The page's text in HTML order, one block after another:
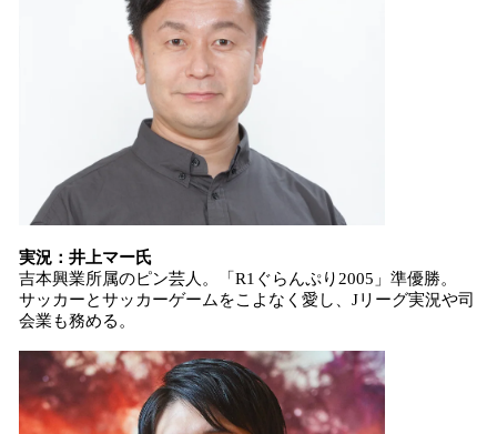
実況：井上マー氏
吉本興業所属のピン芸人。「R1ぐらんぷり2005」準優勝。
サッカーとサッカーゲームをこよなく愛し、Jリーグ実況や司
会業も務める。